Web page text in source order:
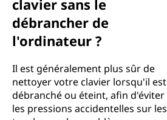
clavier sans le
débrancher de
l'ordinateur ?
Il est généralement plus sûr de
nettoyer votre clavier lorsqu'il est
débranché ou éteint, afin d'éviter
les pressions accidentelles sur les